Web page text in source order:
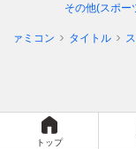
その他(スポー
ファミコン タイトル
トップ